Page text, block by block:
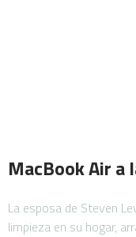
MacBook Air a
La esposa de Steven
limpieza en su hogar,